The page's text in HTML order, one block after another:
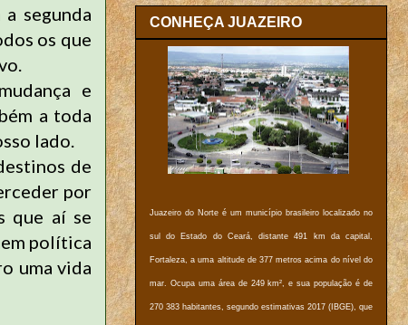
segunda
os que
e
a toda
lado.
de
por
que aí se
política
uma vida
CONHEÇA JUAZEIRO
Juazeiro do Norte é um município brasileiro localizado no
sul do Estado do Ceará, distante 491 km da capital,
Fortaleza, a uma altitude de 377 metros acima do nível do
mar. Ocupa uma área de 249 km², e sua população é de
270 383 habitantes, segundo estimativas 2017 (IBGE), que